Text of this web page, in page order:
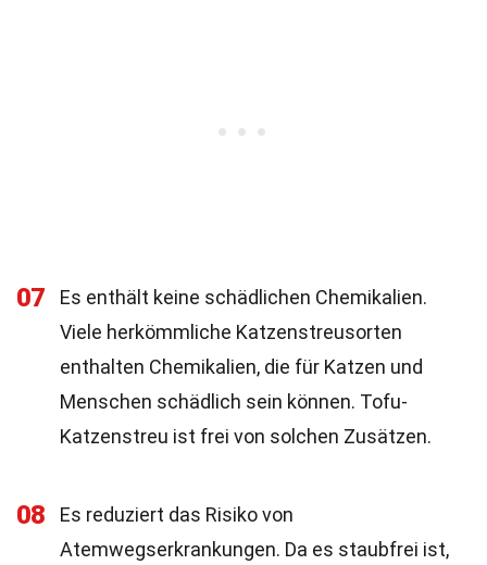
07
Es enthält keine schädlichen Chemikalien.
Viele herkömmliche Katzenstreusorten
enthalten Chemikalien, die für Katzen und
Menschen schädlich sein können. Tofu-
Katzenstreu ist frei von solchen Zusätzen.
08
Es reduziert das Risiko von
Atemwegserkrankungen. Da es staubfrei ist,